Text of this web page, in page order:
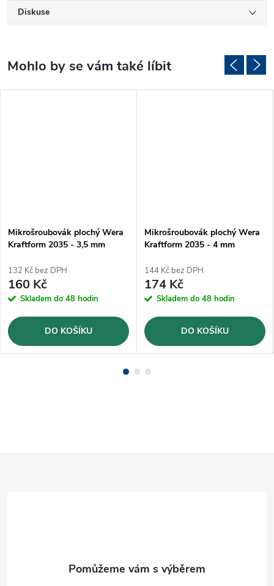
Diskuse
Mikrošroubovák plochý Wera
Kraftform 2035 - 3,5 mm
132 Kč bez DPH
160 Kč
Skladem do 48 hodin
DO KOŠÍKU
Mikrošroubovák plochý Wera
Kraftform 2035 - 4 mm
144 Kč bez DPH
174 Kč
Skladem do 48 hodin
DO KOŠÍKU